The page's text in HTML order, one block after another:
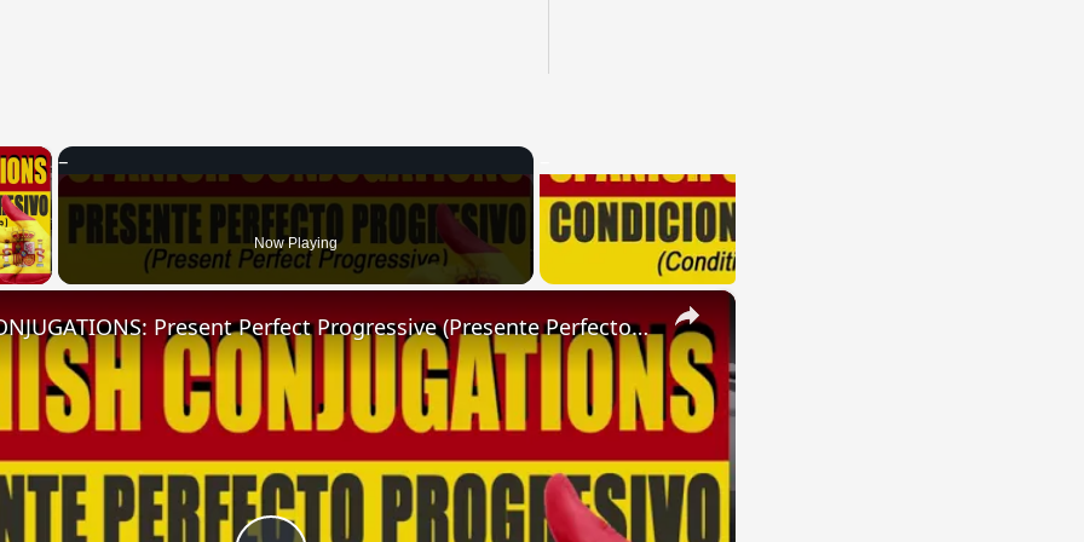
×
Video Now Playing
×
SPANISH CONJUGATIONS: Present Perfect Progressive (Presente Perfecto Progresivo)